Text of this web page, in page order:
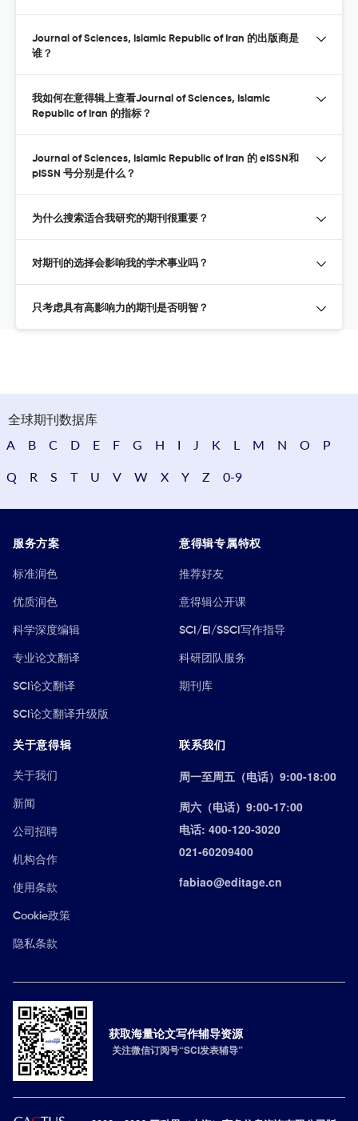
Journal of Sciences, Islamic Republic of Iran 的出版商是
谁？
我如何在意得辑上查看Journal of Sciences, Islamic
Republic of Iran 的指标？
Journal of Sciences, Islamic Republic of Iran 的 eISSN和
pISSN 号分别是什么？
为什么搜索适合我研究的期刊很重要？
对期刊的选择会影响我的学术事业吗？
只考虑具有高影响力的期刊是否明智？
全球期刊数据库
A
B C D E F G H I J K L M N O P
Q R S T U V W X Y Z 0-9